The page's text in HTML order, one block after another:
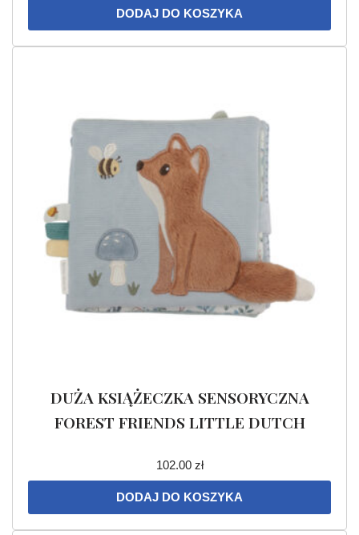
DODAJ DO KOSZYKA
DUŻA KSIĄŻECZKA SENSORYCZNA
FOREST FRIENDS LITTLE DUTCH
102.00 zł
DODAJ DO KOSZYKA